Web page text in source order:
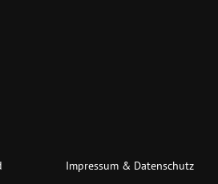
Impressum & Datenschutz